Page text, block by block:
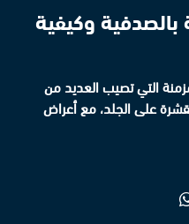
بالصدفية وكيفية
التي تصيب العديد من
على الجلد، مع أعراض